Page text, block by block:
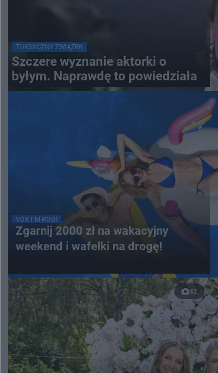
TOKSYCZNY ZWIĄZEK
Szczere wyznanie aktorki o
byłym. Naprawdę to powiedziała
VOX FM ROBI
Zgarnij 2000 zł na wakacyjny
weekend i wafelki na drogę!
42